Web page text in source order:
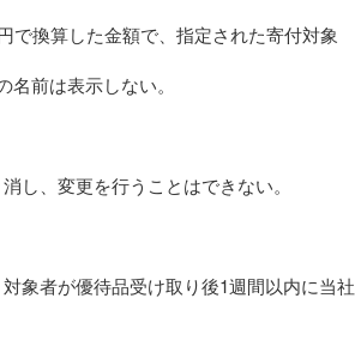
で換算した金額で、指定された寄付対象
前は表示しない。
し、変更を行うことはできない。
象者が優待品受け取り後1週間以内に当社